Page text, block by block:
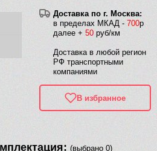
Доставка по г. Москва:
в пределах МКАД - 700р
далее + 50 руб/км
Доставка в любой регион
РФ транспортными
компаниями
В избранное
(выбрано 0)